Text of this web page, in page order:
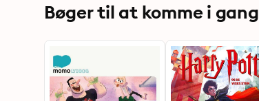
Bøger til at komme i gang